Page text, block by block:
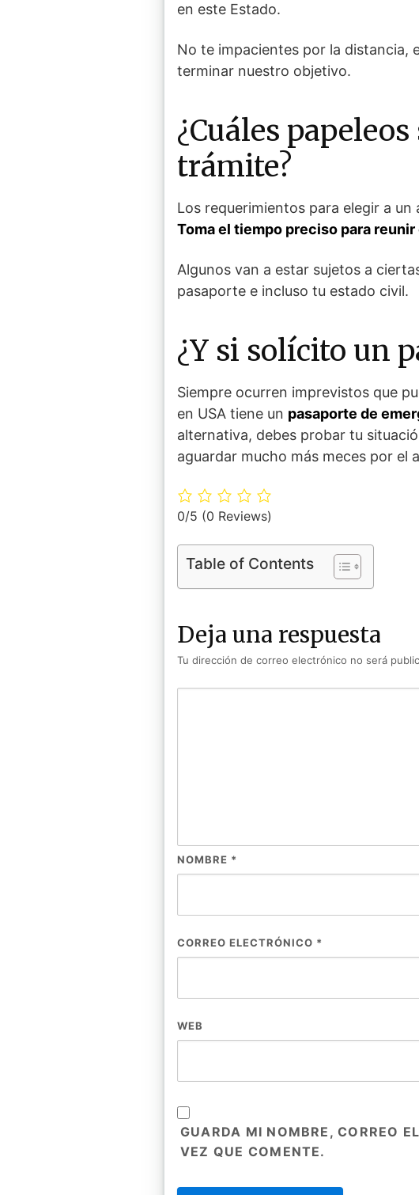
en este Estado.
No te impacientes por la distancia,
terminar nuestro objetivo.
¿Cuáles
trámite?
Los requerimientos para elegir a
Toma el tiempo preciso para
Algunos van a estar sujetos a
pasaporte e incluso tu estado civil.
¿Y si solícito un
Siempre ocurren imprevistos que
en USA tiene un pasaporte de
alternativa, debes probar tu
aguardar mucho más meces por el
0/5 (0 Reviews)
Table of Contents
Deja una respuesta
Tu dirección de correo electrónico no será
NOMBRE *
CORREO ELECTRÓNICO *
WEB
GUARDA MI NOMBRE, CORREO
VEZ QUE COMENTE.